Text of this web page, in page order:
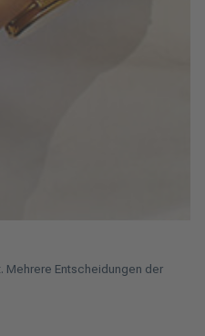
Mehrere Entscheidungen der